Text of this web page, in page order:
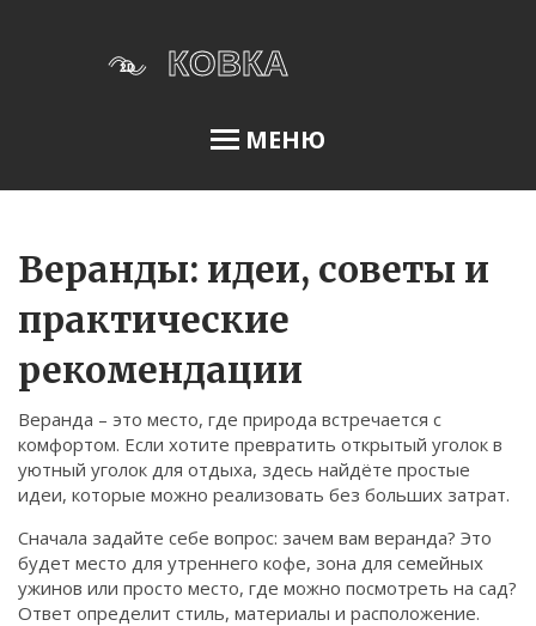
МЕНЮ
Меню
О нас
Условия использования
Политика конфиденциальности
ФЗ-152
Связаться
© 2026. Все права защищены.
Веранды: идеи, советы и
практические
рекомендации
Веранда – это место, где природа встречается с
комфортом. Если хотите превратить открытый уголок в
уютный уголок для отдыха, здесь найдёте простые
идеи, которые можно реализовать без больших затрат.
Сначала задайте себе вопрос: зачем вам веранда? Это
будет место для утреннего кофе, зона для семейных
ужинов или просто место, где можно посмотреть на сад?
Ответ определит стиль, материалы и расположение.